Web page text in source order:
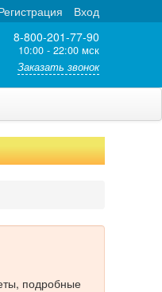
Вход
8-800-201-77-90
10:00 - 22:00 мск
Заказать звонок
подробные